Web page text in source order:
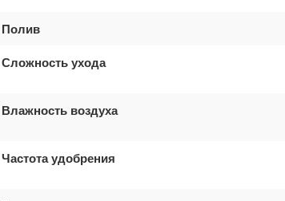
Полив
Сложность ухода
Влажность воздуха
Частота удобрения